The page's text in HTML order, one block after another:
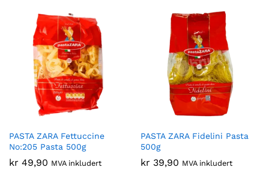
PASTA ZARA Fettuccine
No:205 Pasta 500g
kr 49,90 MVA inkludert
PASTA ZARA Fidelini Pasta
500g
kr 39,90 MVA inkludert